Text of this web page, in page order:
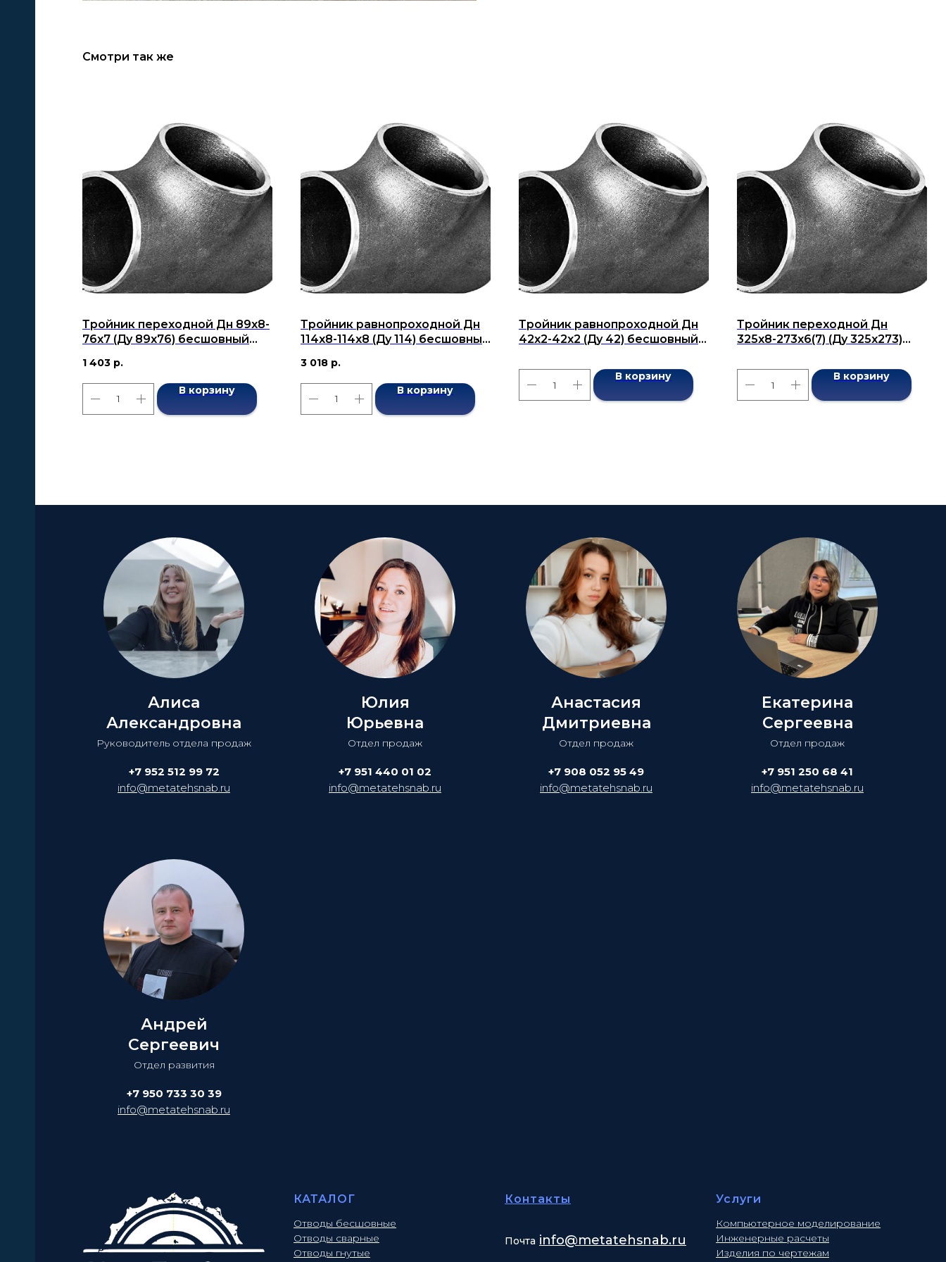
Смотри так же
Тройник переходной Дн 89х8-
76х7 (Ду 89х76) бесшовный
1 403 р.
В корзину
Тройник равнопроходной Дн
114x8-114x8 (Ду 114) бесшовный
3 018 р.
В корзину
Тройник равнопроходной Дн
42x2-42x2 (Ду 42) бесшовный
В корзину
Тройник переходной Дн
325x8-273x6(7) (Ду 325x273)
В корзину
Алиса
Александровна
Руководитель отдела продаж
+7 952 512 99 72
info@metatehsnab.ru
Юлия
Юрьевна
Отдел продаж
+7 951 440 01 02
info@metatehsnab.ru
Анастасия
Дмитриевна
Отдел продаж
+7 908 052 95 49
info@metatehsnab.ru
Екатерина
Сергеевна
Отдел продаж
+7 951 250 68 41
info@metatehsnab.ru
Андрей
Сергеевич
Отдел развития
+7 950 733 30 39
info@metatehsnab.ru
КАТАЛОГ
Отводы бесшовные
Отводы сварные
Отводы гнутые
Контакты
Почта info@metatehsnab.ru
Услуги
Компьютерное моделирование
Инженерные расчеты
Изделия по чертежам